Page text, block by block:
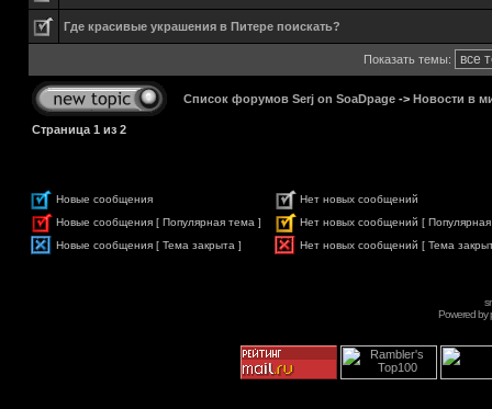
Где красивые украшения в Питере поискать?
Показать темы:
Список форумов Serj on SoaDpage -> Новости в
Страница 1 из 2
Новые сообщения
Нет новых сообщений
Новые сообщения [ Популярная тема ]
Нет новых сообщений [
Новые сообщения [ Тема закрыта ]
Нет новых сообщений [ Тема
Powered by